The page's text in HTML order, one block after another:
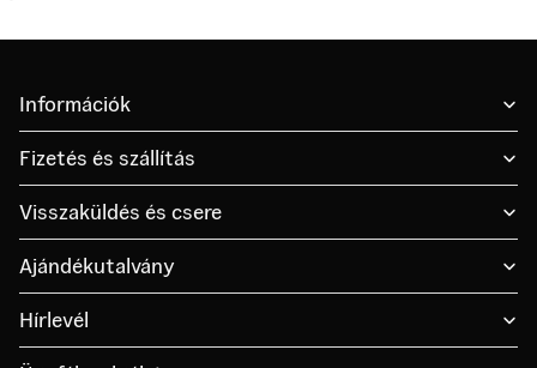
Információk
Fizetés és szállítás
Visszaküldés és csere
Ajándékutalvány
Hírlevél